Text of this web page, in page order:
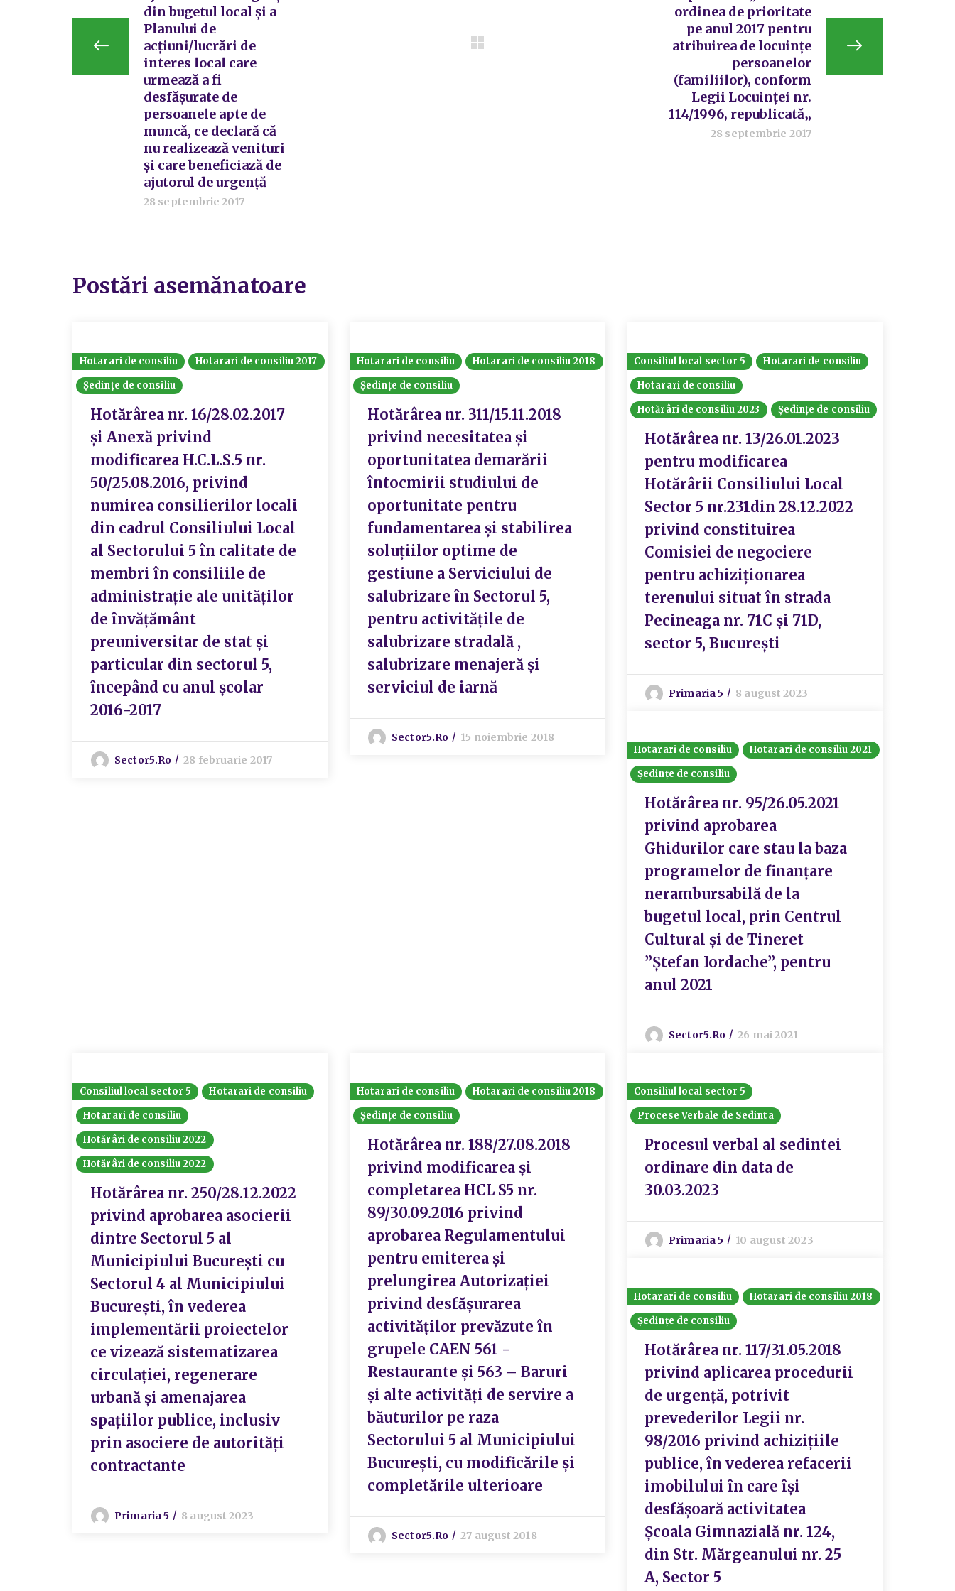
din bugetul local și a
Planului de
acțiuni/lucrări de
interes local care
urmează a fi
desfășurate de
persoanele apte de
muncă, ce declară că
nu realizează venituri
și care beneficiază de
ajutorul de urgență
28 septembrie 2017
ordinea de prioritate
pe anul 2017 pentru
atribuirea de locuințe
persoanelor
(familiilor), conform
Legii Locuinței nr.
114/1996, republicată„
28 septembrie 2017
Postări asemănatoare
Hotarari de consiliu
Hotarari de consiliu 2017
Ședințe de consiliu
Hotărârea nr. 16/28.02.2017
și Anexă privind
modificarea H.C.L.S.5 nr.
50/25.08.2016, privind
numirea consilierilor locali
din cadrul Consiliului Local
al Sectorului 5 în calitate de
membri în consiliile de
administrație ale unităților
de învățământ
preuniversitar de stat și
particular din sectorul 5,
începând cu anul școlar
2016-2017
Sector5.ro 28 februarie 2017
Hotarari de consiliu
Hotarari de consiliu 2018
Ședințe de consiliu
Hotărârea nr. 311/15.11.2018
privind necesitatea și
oportunitatea demarării
întocmirii studiului de
oportunitate pentru
fundamentarea și stabilirea
soluțiilor optime de
gestiune a Serviciului de
salubrizare în Sectorul 5,
pentru activitățile de
salubrizare stradală ,
salubrizare menajeră și
serviciul de iarnă
Sector5.ro 15 noiembrie 2018
Consiliul local sector 5
Hotarari de consiliu
Hotarari de consiliu
Hotărâri de consiliu 2023
Ședințe de consiliu
Hotărârea nr. 13/26.01.2023
pentru modificarea
Hotărârii Consiliului Local
Sector 5 nr.231din 28.12.2022
privind constituirea
Comisiei de negociere
pentru achiziționarea
terenului situat în strada
Pecineaga nr. 71C și 71D,
sector 5, București
Primaria 5 8 august 2023
Hotarari de consiliu
Hotarari de consiliu 2021
Ședințe de consiliu
Hotărârea nr. 95/26.05.2021
privind aprobarea
Ghidurilor care stau la baza
programelor de finanțare
nerambursabilă de la
bugetul local, prin Centrul
Cultural și de Tineret
”Ștefan Iordache”, pentru
anul 2021
Sector5.ro 26 mai 2021
Consiliul local sector 5
Hotarari de consiliu
Hotarari de consiliu
Hotărâri de consiliu 2022
Hotărâri de consiliu 2022
Hotărârea nr. 250/28.12.2022
privind aprobarea asocierii
dintre Sectorul 5 al
Municipiului București cu
Sectorul 4 al Municipiului
București, în vederea
implementării proiectelor
ce vizează sistematizarea
circulației, regenerare
urbană și amenajarea
spațiilor publice, inclusiv
prin asociere de autorități
contractante
Primaria 5 8 august 2023
Hotarari de consiliu
Hotarari de consiliu 2018
Ședințe de consiliu
Hotărârea nr. 188/27.08.2018
privind modificarea și
completarea HCL S5 nr.
89/30.09.2016 privind
aprobarea Regulamentului
pentru emiterea și
prelungirea Autorizației
privind desfășurarea
activităților prevăzute în
grupele CAEN 561 -
Restaurante și 563 – Baruri
și alte activități de servire a
băuturilor pe raza
Sectorului 5 al Municipiului
București, cu modificările și
completările ulterioare
Sector5.ro 27 august 2018
Consiliul local sector 5
Procese Verbale de Sedinta
Procesul verbal al sedintei
ordinare din data de
30.03.2023
Primaria 5 10 august 2023
Hotarari de consiliu
Hotarari de consiliu 2018
Ședințe de consiliu
Hotărârea nr. 117/31.05.2018
privind aplicarea procedurii
de urgență, potrivit
prevederilor Legii nr.
98/2016 privind achizițiile
publice, în vederea refacerii
imobilului în care își
desfășoară activitatea
Școala Gimnazială nr. 124,
din Str. Mărgeanului nr. 25
A, Sector 5